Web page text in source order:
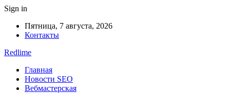
Sign in
Пятница, 7 августа, 2026
Контакты
Redlime
Главная
Новости SEO
Вебмастерская